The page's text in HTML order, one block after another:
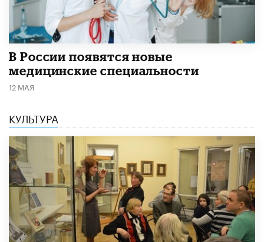
В России появятся новые
медицинские специальности
12 МАЯ
КУЛЬТУРА